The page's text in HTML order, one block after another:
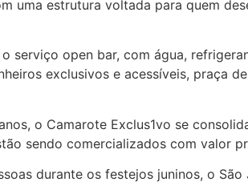
uma estrutura voltada para quem
serviço open bar, com água,
exclusivos e acessíveis, praça
o Camarote Exclus1vo se
sendo comercializados com valor
durante os festejos juninos, o